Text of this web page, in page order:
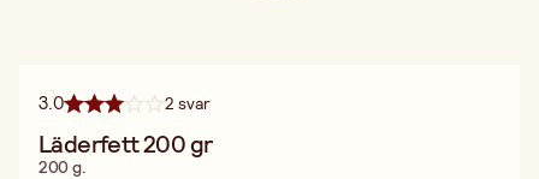
3.0 2 svar
Läderfett 200 gr
200 g.